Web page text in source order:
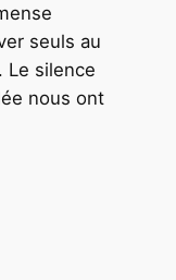
seuls au
silence
nous ont